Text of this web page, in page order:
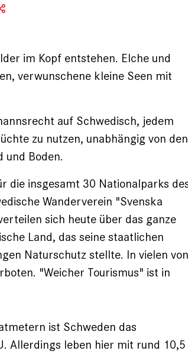
im Kopf entstehen. Elche und
verwunschene kleine Seen mit
auf Schwedisch, jedem
zu nutzen, unabhängig von den
und Boden.
die insgesamt 30 Nationalparks
Wanderverein "Svenska
sich heute über das ganze
Land, das seine staatlichen
Naturschutz stellte. In vielen von
"Weicher Tourismus" ist in
ist Schweden das
Allerdings leben hier mit rund 10,5